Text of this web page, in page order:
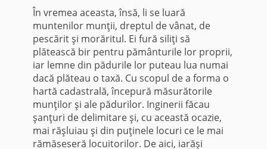
În vremea aceasta, însă, li se luară
muntenilor munţii, dreptul de vânat, de
pescărit şi morăritul. Ei fură siliţi să
plătească bir pentru pământurile lor proprii,
iar lemne din pădurile lor puteau lua numai
dacă plăteau o taxă. Cu scopul de a forma o
hartă cadastrală, începură măsurătorile
munţilor şi ale pădurilor. Inginerii făcau
şanţuri de delimitare şi, cu această ocazie,
mai răşluiau şi din puţinele locuri ce le mai
rămăseseră locuitorilor. De aici, iarăşi